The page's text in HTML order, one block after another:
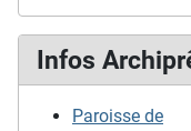
Infos
Paroisse de